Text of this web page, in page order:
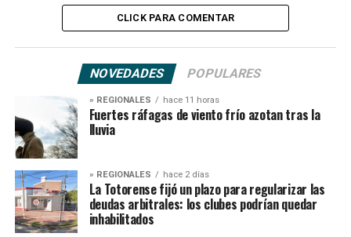
CLICK PARA COMENTAR
NOVEDADES POPULARES
» REGIONALES hace 11 horas
Fuertes ráfagas de viento frío azotan tras la
lluvia
» REGIONALES hace 2 días
La Totorense fijó un plazo para regularizar las
deudas arbitrales: los clubes podrían quedar
inhabilitados